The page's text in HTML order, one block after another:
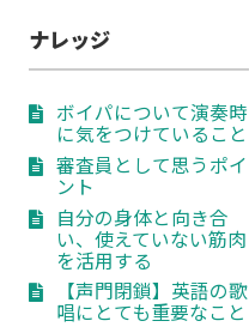
ナレッジ
ボイパについて演奏時
に気をつけていること
審査員として思うポイ
ント
自分の身体と向き合
い、使えていない筋肉
を活用する
【声門閉鎖】英語の歌
唱にとても重要なこと